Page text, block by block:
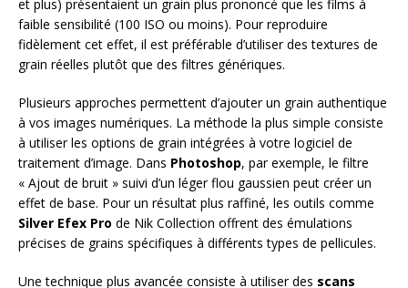
et plus) présentaient un grain plus prononcé que les films à
faible sensibilité (100 ISO ou moins). Pour reproduire
fidèlement cet effet, il est préférable d’utiliser des textures de
grain réelles plutôt que des filtres génériques.
Plusieurs approches permettent d’ajouter un grain authentique
à vos images numériques. La méthode la plus simple consiste
à utiliser les options de grain intégrées à votre logiciel de
traitement d’image. Dans Photoshop, par exemple, le filtre
« Ajout de bruit » suivi d’un léger flou gaussien peut créer un
effet de base. Pour un résultat plus raffiné, les outils comme
Silver Efex Pro de Nik Collection offrent des émulations
précises de grains spécifiques à différents types de pellicules.
Une technique plus avancée consiste à utiliser des scans